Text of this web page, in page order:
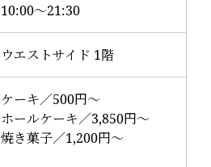
10:00～21:30
ウエストサイド 1階
ケーキ／500円～
ホールケーキ／3,850円～
焼き菓子／1,200円～